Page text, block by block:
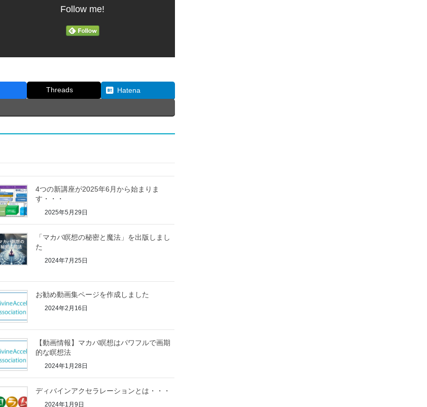
Follow me!
Threads Hatena
4つの新講座が2025年6月から始まりま
す・・・
2025年5月29日
「マカバ瞑想の秘密と魔法」を出版しまし
た
2024年7月25日
お勧め動画集ページを作成しました
2024年2月16日
【動画情報】マカバ瞑想はパワフルで画期
的な瞑想法
2024年1月28日
ディバインアクセラレーションとは・・・
2024年1月9日